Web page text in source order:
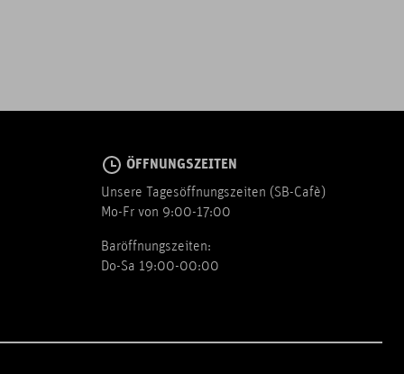
ÖFFNUNGSZEITEN
Unsere Tagesöffnungszeiten (SB-Cafè)
Mo-Fr von 9:00-17:00
Baröffnungszeiten:
Do-Sa 19:00-00:00